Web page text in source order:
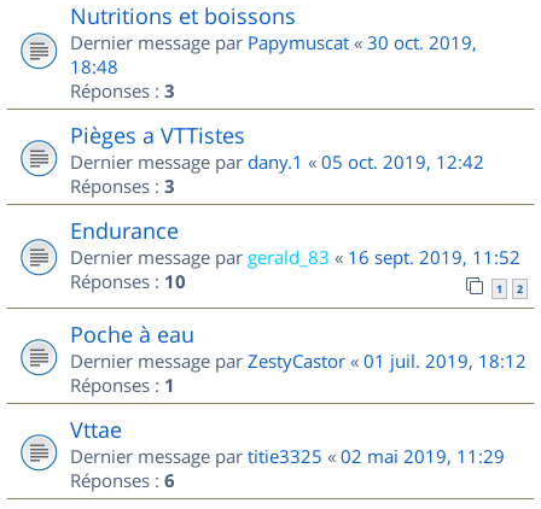
Nutritions et boissons
Dernier message par Papymuscat « 30 oct. 2019,
18:48
Réponses : 3
Pièges a VTTistes
Dernier message par dany.1 « 05 oct. 2019, 12:42
Réponses : 3
Endurance
Dernier message par gerald_83 « 16 sept. 2019, 11:52
Réponses : 10 1 2
Poche à eau
Dernier message par ZestyCastor « 01 juil. 2019, 18:12
Réponses : 1
Vttae
Dernier message par titie3325 « 02 mai 2019, 11:29
Réponses : 6